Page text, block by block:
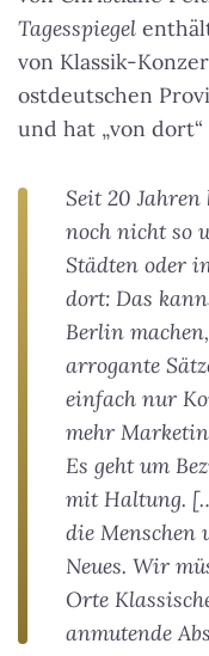
Tagesspiegel
von Klassik-
ostdeutschen
und hat „von
Seit 20
noch nicht so
Städten oder
dort: Das
Berlin
arrogante
einfach nur
mehr
Es geht um
mit Haltung.
die Menschen
Neues. Wir
Orte
anmutende